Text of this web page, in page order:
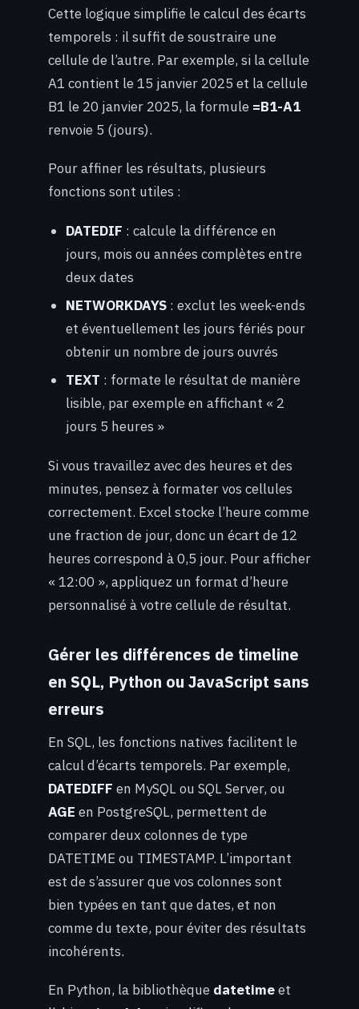
Cette logique simplifie le calcul des écarts
temporels : il suffit de soustraire une
cellule de l’autre. Par exemple, si la cellule
A1 contient le 15 janvier 2025 et la cellule
B1 le 20 janvier 2025, la formule =B1-A1
renvoie 5 (jours).
Pour affiner les résultats, plusieurs
fonctions sont utiles :
DATEDIF : calcule la différence en
jours, mois ou années complètes entre
deux dates
NETWORKDAYS : exclut les week-ends
et éventuellement les jours fériés pour
obtenir un nombre de jours ouvrés
TEXT : formate le résultat de manière
lisible, par exemple en affichant « 2
jours 5 heures »
Si vous travaillez avec des heures et des
minutes, pensez à formater vos cellules
correctement. Excel stocke l’heure comme
une fraction de jour, donc un écart de 12
heures correspond à 0,5 jour. Pour afficher
« 12:00 », appliquez un format d’heure
personnalisé à votre cellule de résultat.
Gérer les différences de timeline
en SQL, Python ou JavaScript sans
erreurs
En SQL, les fonctions natives facilitent le
calcul d’écarts temporels. Par exemple,
DATEDIFF en MySQL ou SQL Server, ou
AGE en PostgreSQL, permettent de
comparer deux colonnes de type
DATETIME ou TIMESTAMP. L’important
est de s’assurer que vos colonnes sont
bien typées en tant que dates, et non
comme du texte, pour éviter des résultats
incohérents.
En Python, la bibliothèque datetimeet